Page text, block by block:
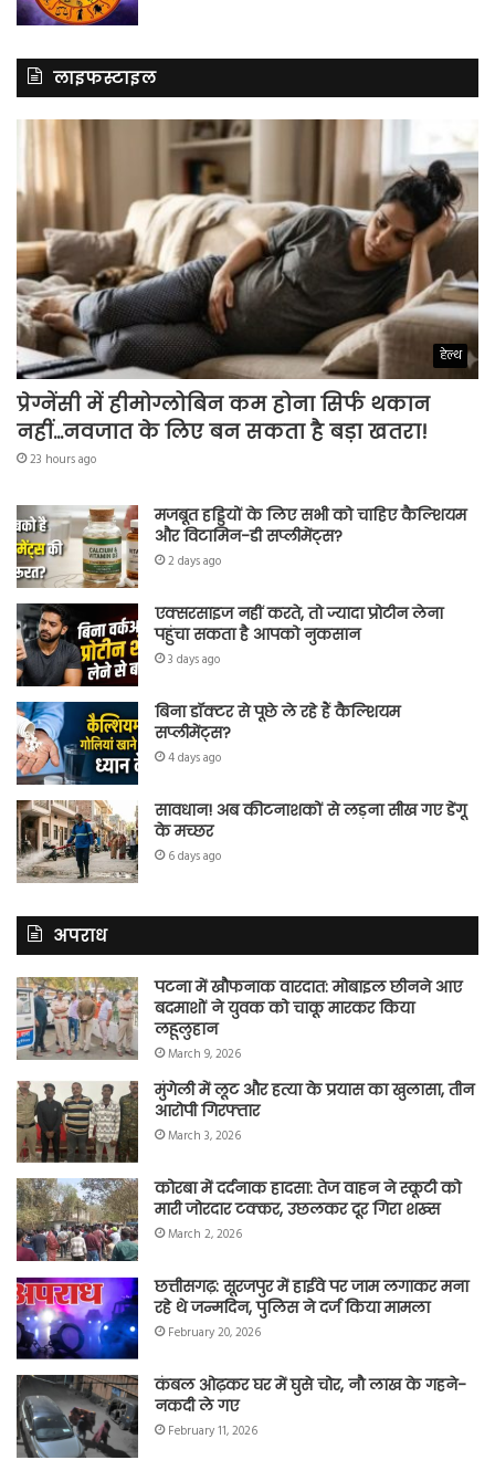
लाइफस्टाइल
हेल्थ
प्रेग्नेंसी में हीमोग्लोबिन कम होना सिर्फ थकान
नहीं…नवजात के लिए बन सकता है बड़ा खतरा!
23 hours ago
मजबूत हड्डियों के लिए सभी को चाहिए कैल्शियम
और विटामिन-डी सप्लीमेंट्स?
2 days ago
एक्सरसाइज नहीं करते, तो ज्यादा प्रोटीन लेना
पहुंचा सकता है आपको नुकसान
3 days ago
बिना डॉक्टर से पूछे ले रहे हैं कैल्शियम
सप्लीमेंट्स?
4 days ago
सावधान! अब कीटनाशकों से लड़ना सीख गए डेंगू
के मच्छर
6 days ago
अपराध
पटना में खौफनाक वारदात: मोबाइल छीनने आए
बदमाशों ने युवक को चाकू मारकर किया
लहूलुहान
March 9, 2026
मुंगेली में लूट और हत्या के प्रयास का खुलासा, तीन
आरोपी गिरफ्तार
March 3, 2026
कोरबा में दर्दनाक हादसा: तेज वाहन ने स्कूटी को
मारी जोरदार टक्कर, उछलकर दूर गिरा शख्स
March 2, 2026
छत्तीसगढ़: सूरजपुर में हाईवे पर जाम लगाकर मना
रहे थे जन्मदिन, पुलिस ने दर्ज किया मामला
February 20, 2026
कंबल ओढ़कर घर में घुसे चोर, नौ लाख के गहने-
नकदी ले गए
February 11, 2026